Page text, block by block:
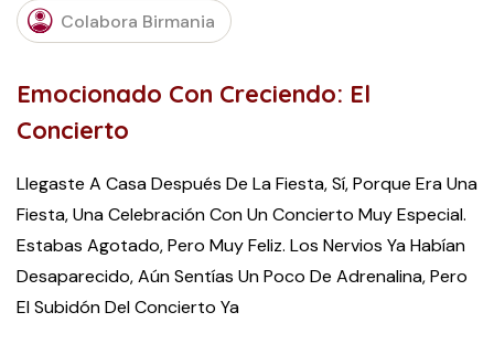
3,
2016
Colabora Birmania
Emocionado Con Creciendo: El
Concierto
Llegaste A Casa Después De La Fiesta, Sí, Porque Era Una
Fiesta, Una Celebración Con Un Concierto Muy Especial.
Estabas Agotado, Pero Muy Feliz. Los Nervios Ya Habían
Desaparecido, Aún Sentías Un Poco De Adrenalina, Pero
El Subidón Del Concierto Ya